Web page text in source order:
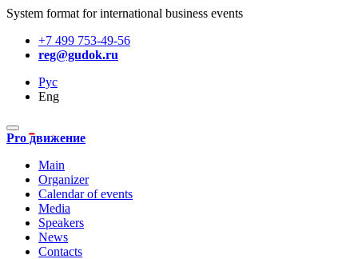
System format for international business events
+7 499 753-49-56
reg@gudok.ru
Рус
Eng
Pro движение
Main
Organizer
Calendar of events
Media
Speakers
News
Contacts